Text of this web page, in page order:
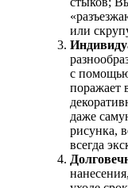
или
с
поражает
даже
рисунка,
всегда